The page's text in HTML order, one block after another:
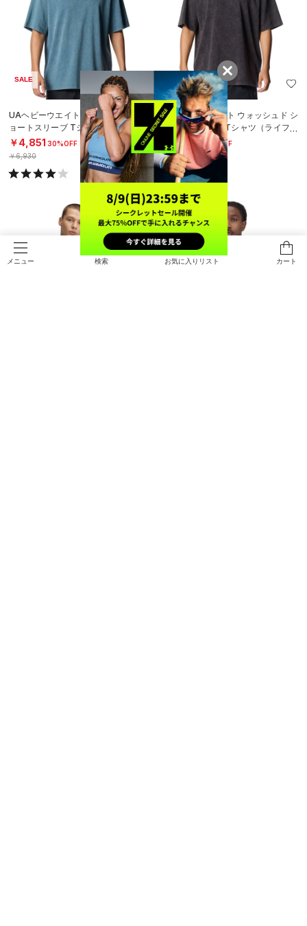
メニュー 検索 お気に入りリスト カート
SALE
UAヘビーウエイト ウォッシュド シ
ョートスリーブ Tシャツ（ライフス
タイル/MEN）
￥4,851 30%OFF
￥6,930
SALE
UAヘビーウエイト ウォッシュド シ
ョートスリーブ Tシャツ（ライフス
タイル/MEN）
￥4,851 30%OFF
￥6,930